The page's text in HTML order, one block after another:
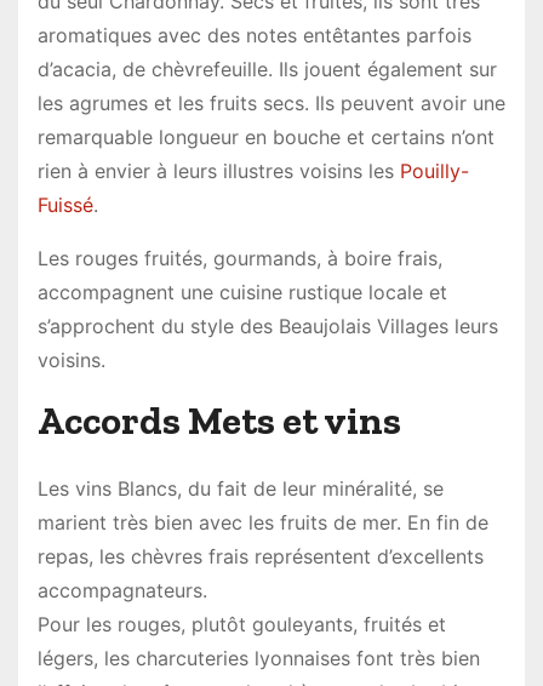
aromatiques avec des notes entêtantes parfois
d’acacia, de chèvrefeuille. Ils jouent également sur
les agrumes et les fruits secs. Ils peuvent avoir une
remarquable longueur en bouche et certains n’ont
rien à envier à leurs illustres voisins les Pouilly-
Fuissé.
Les rouges fruités, gourmands, à boire frais,
accompagnent une cuisine rustique locale et
s’approchent du style des Beaujolais Villages leurs
voisins.
Accords Mets et vins
Les vins Blancs, du fait de leur minéralité, se
marient très bien avec les fruits de mer. En fin de
repas, les chèvres frais représentent d’excellents
accompagnateurs.
Pour les rouges, plutôt gouleyants, fruités et
légers, les charcuteries lyonnaises font très bien